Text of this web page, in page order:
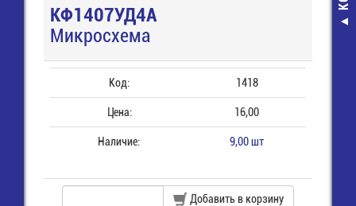
КФ1407УД4А
Микросхема
Код: 1418
Цена: 16,00
Наличие: 9,00 шт
Добавить в корзину